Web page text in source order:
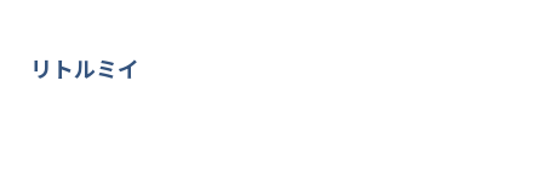
リトルミイ